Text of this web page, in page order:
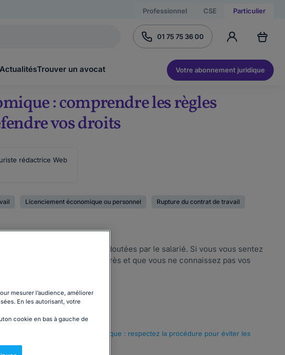
Professionnel CSE Particulier
01 75 75 36 00
ActualitésTrouver un avocat Votre abonnement juridique
: comprendre les règles
vos droits
rédactrice Web
Licenciement économique ou personnel Rupture du contrat de travail
fait partie des annonces redoutées par le salarié. Si vous vous sentez
à venir ou sur ce qui vient après et que vous ne connaissez pas vos
dossier Licenciement économique : respectez la procédure pour éviter les
mesurer l’audience, améliorer
En les autorisant, votre
cookie en bas à gauche de